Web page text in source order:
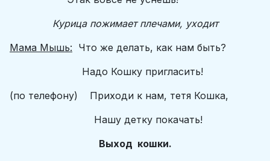
Курица пожимает плечами, уходит
Мама Мышь: Что же делать, как нам быть?
Надо Кошку пригласить!
(по телефону) Приходи к нам, тетя Кошка,
Нашу детку покачать!
Выход кошки.